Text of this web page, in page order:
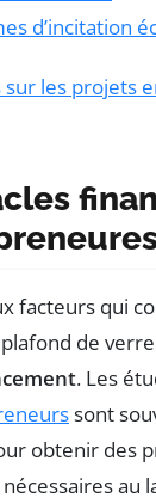
d’incitation
sur les projets
facteurs qui
de
. Les
sont
obtenir des
au